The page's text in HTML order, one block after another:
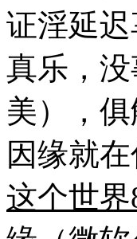
证淫延
真乐，
美），
因缘就在
这个世